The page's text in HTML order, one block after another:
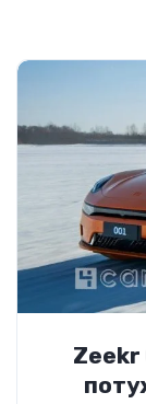
Zeekr